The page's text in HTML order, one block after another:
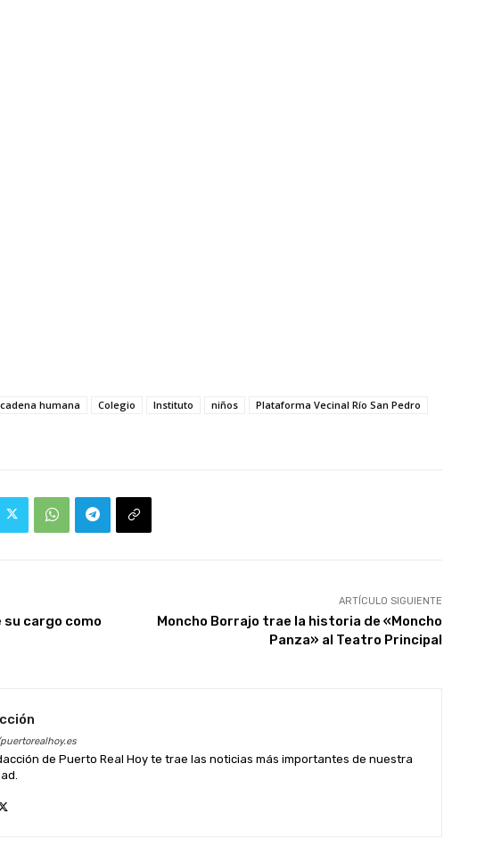
cadena humana Colegio Instituto niños
Plataforma Vecinal Río San Pedro
su cargo como
ARTÍCULO SIGUIENTE
Moncho Borrajo trae la historia de «Moncho
Panza» al Teatro Principal
de Puerto Real Hoy te trae las noticias más importantes de nuestra